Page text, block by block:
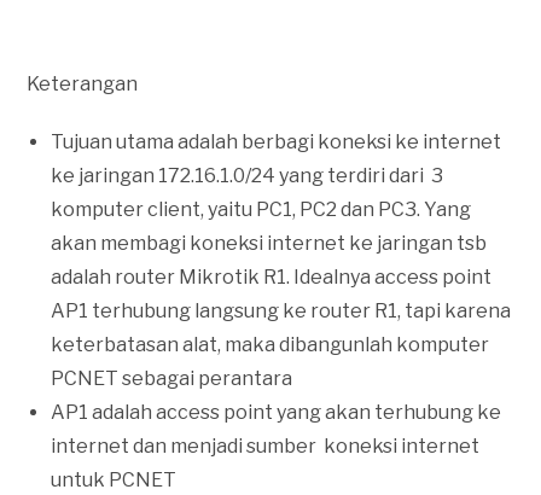
Keterangan
Tujuan utama adalah berbagi koneksi ke internet
ke jaringan 172.16.1.0/24 yang terdiri dari 3
komputer client, yaitu PC1, PC2 dan PC3. Yang
akan membagi koneksi internet ke jaringan tsb
adalah router Mikrotik R1. Idealnya access point
AP1 terhubung langsung ke router R1, tapi karena
keterbatasan alat, maka dibangunlah komputer
PCNET sebagai perantara
AP1 adalah access point yang akan terhubung ke
internet dan menjadi sumber koneksi internet
untuk PCNET